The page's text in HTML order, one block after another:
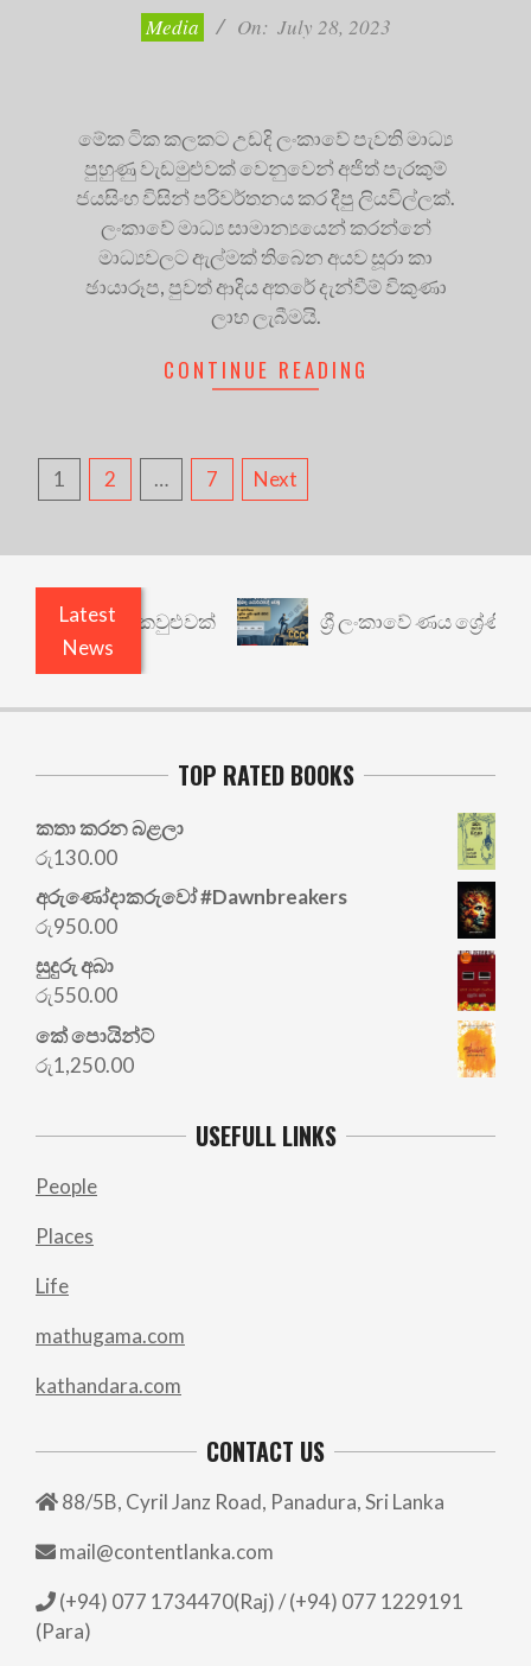
Media On: July 28, 2023
මේක ටික කලකට උඩදි ලංකාවේ පැවති මාධ්‍ය
පුහුණු වැඩමුළුවක් වෙනුවෙන් අජිත් පැරකුම්
ජයසිංහ විසින් පරිවර්තනය කර දීපු ලියවිල්ලක්.
ලංකාවේ මාධ්‍ය සාමාන්‍යයෙන් කරන්නේ
මාධ්‍යවලට ඇල්මක් තිබෙන අයව සූරා කා
ඡායාරූප, පුවත් ආදිය අතරේ දැන්වීම් විකුණා
ලාභ ලැබීමයි.
CONTINUE READING
POSTS
PAGINATION
1 2 … 7 Next
Latest
News
කවුළුවක් ශ්‍රී ලංකාවේ ණය ශ්‍රේණිගත
TOP RATED BOOKS
කතා කරන බළලා
රු130.00
අරු‍ණෝදාකරුවෝ #Dawnbreakers
රු950.00
සුදුරු අබා
රු550.00
කේ පොයින්ට්
රු1,250.00
USEFULL LINKS
People
Places
Life
mathugama.com
kathandara.com
CONTACT US
88/5B, Cyril Janz Road, Panadura, Sri Lanka
mail@contentlanka.com
(+94) 077 1734470(Raj) / (+94) 077 1229191
(Para)